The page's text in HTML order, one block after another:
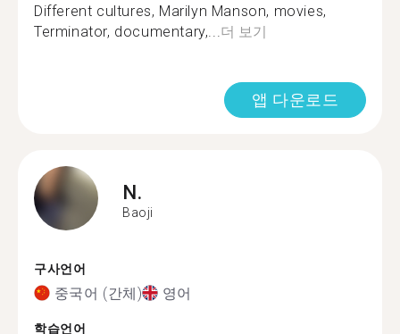
Different cultures, Marilyn Manson, movies,
Terminator, documentary,...더 보기
앱 다운로드
N.
Baoji
구사언어
중국어 (간체) 영어
학습언어